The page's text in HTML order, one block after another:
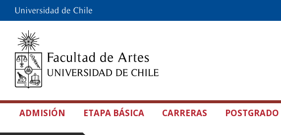
ADMISIÓN ETAPA BÁSICA CARRERAS POSTGRADO